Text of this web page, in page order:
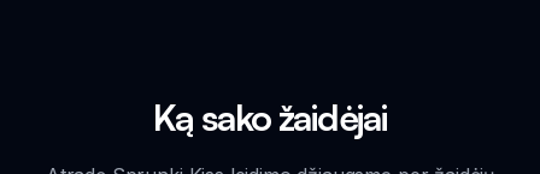
Ką sako žaidėjai